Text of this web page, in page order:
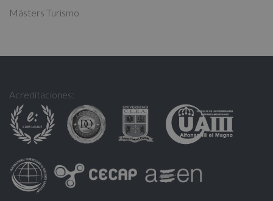
Másters Turismo
Acreditaciones: